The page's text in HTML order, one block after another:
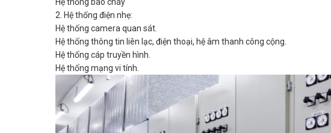
2. Hệ thống điện nhẹ:
Hệ thống camera quan sát.
Hệ thống thông tin liên lạc, điện thoại, hệ âm thanh công cộng.
Hệ thống cáp truyền hình.
Hệ thống mạng vi tính.